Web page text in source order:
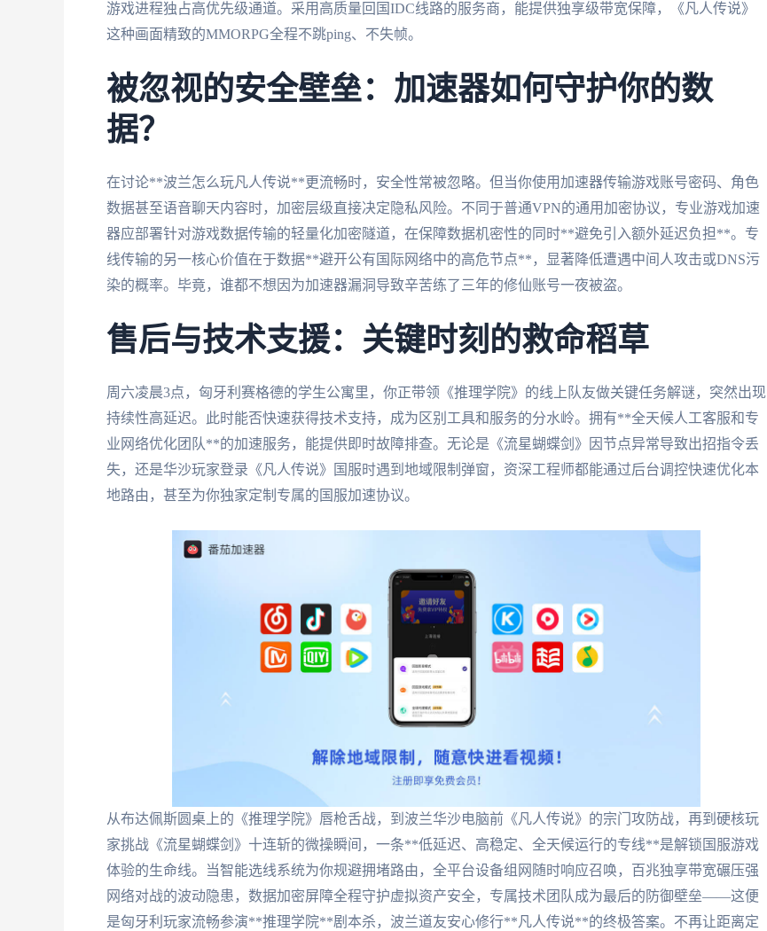
游戏进程独占高优先级通道。采用高质量回国IDC线路的服务商，能提供独享级带宽保障，《凡人传说》
这种画面精致的MMORPG全程不跳ping、不失帧。
被忽视的安全壁垒：加速器如何守护你的数
据？
在讨论**波兰怎么玩凡人传说**更流畅时，安全性常被忽略。但当你使用加速器传输游戏账号密码、角色
数据甚至语音聊天内容时，加密层级直接决定隐私风险。不同于普通VPN的通用加密协议，专业游戏加速
器应部署针对游戏数据传输的轻量化加密隧道，在保障数据机密性的同时**避免引入额外延迟负担**。专
线传输的另一核心价值在于数据**避开公有国际网络中的高危节点**，显著降低遭遇中间人攻击或DNS污
染的概率。毕竟，谁都不想因为加速器漏洞导致辛苦练了三年的修仙账号一夜被盗。
售后与技术支援：关键时刻的救命稻草
周六凌晨3点，匈牙利赛格德的学生公寓里，你正带领《推理学院》的线上队友做关键任务解谜，突然出现
持续性高延迟。此时能否快速获得技术支持，成为区别工具和服务的分水岭。拥有**全天候人工客服和专
业网络优化团队**的加速服务，能提供即时故障排查。无论是《流星蝴蝶剑》因节点异常导致出招指令丢
失，还是华沙玩家登录《凡人传说》国服时遇到地域限制弹窗，资深工程师都能通过后台调控快速优化本
地路由，甚至为你独家定制专属的国服加速协议。
从布达佩斯圆桌上的《推理学院》唇枪舌战，到波兰华沙电脑前《凡人传说》的宗门攻防战，再到硬核玩
家挑战《流星蝴蝶剑》十连斩的微操瞬间，一条**低延迟、高稳定、全天候运行的专线**是解锁国服游戏
体验的生命线。当智能选线系统为你规避拥堵路由，全平台设备组网随时响应召唤，百兆独享带宽碾压强
网络对战的波动隐患，数据加密屏障全程守护虚拟资产安全，专属技术团队成为最后的防御壁垒——这便
是匈牙利玩家流畅参演**推理学院**剧本杀，波兰道友安心修行**凡人传说**的终极答案。不再让距离定